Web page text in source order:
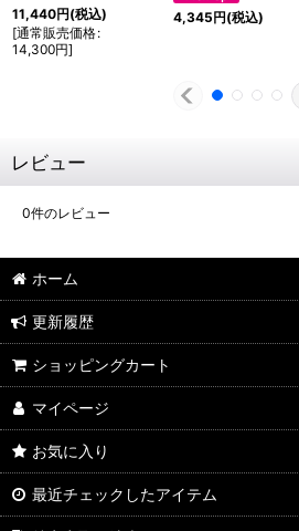
11,440円(税込)
[通常販売価格:
14,300円]
4,345円(税込)
レビュー
0件のレビュー
ホーム
更新履歴
ショッピングカート
マイページ
お気に入り
最近チェックしたアイテム